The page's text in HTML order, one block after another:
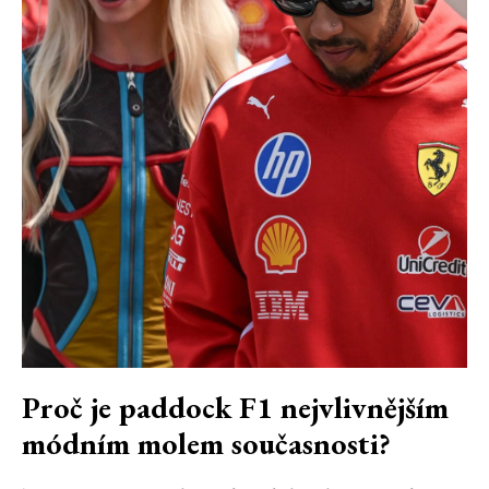
Proč je paddock F1 nejvlivnějším
módním molem současnosti?